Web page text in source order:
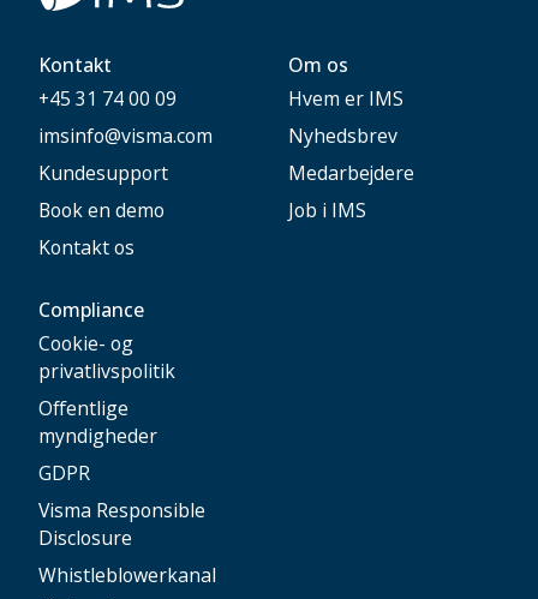
Kontakt
+45 31 74 00 09
imsinfo@visma.com
Kundesupport
Book en demo
Kontakt os
Om os
Hvem er IMS
Nyhedsbrev
Medarbejdere
Job i IMS
Compliance
Cookie- og
privatlivspolitik
Offentlige
myndigheder
GDPR
Visma Responsible
Disclosure
Whistleblowerkanal